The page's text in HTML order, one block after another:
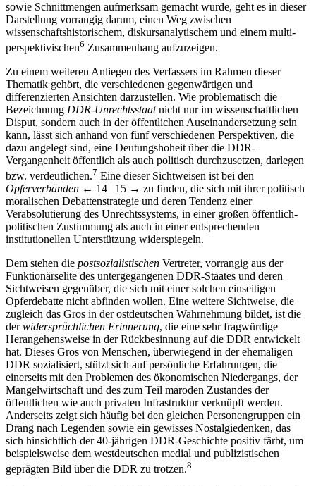
sowie Schnittmengen aufmerksam gemacht wurde, geht es in dieser
Darstellung vorrangig darum, einen Weg zwischen
wissenschaftshistorischem, diskursanalytischem und einem multi­
perspektivischen6 Zusammenhang aufzuzeigen.
Zu einem weiteren Anliegen des Verfassers im Rahmen dieser
Thematik gehört, die verschiedenen gegenwärtigen und
differenzierten Ansichten darzustellen. Wie problematisch die
Bezeichnung DDR-Unrechtsstaatnicht nur im wissenschaftlichen
Disput, sondern auch in der öffentlichen Auseinandersetzung sein
kann, lässt sich anhand von fünf verschiedenen Perspektiven, die
dazu angelegt sind, eine Deutungshoheit über die DDR-
Vergangenheit öffentlich als auch politisch durchzusetzen, darlegen
bzw. verdeutlichen.7 Eine dieser Sichtweisen ist bei den
Opferverbänden ← 14 | 15 → zu finden, die sich mit ihrer politisch
moralischen Debattenstrategie und deren Tendenz einer
Verabsolutierung des Unrechtssystems, in einer großen öffentlich-
politischen Zustimmung als auch in einer entsprechenden
institutionellen Unterstützung widerspiegeln.
Dem stehen die postsozialistischen Vertreter, vorrangig aus der
Funktionärselite des untergegangenen DDR-Staates und deren
Sichtweisen gegenüber, die sich mit einer solchen einseitigen
Opferdebatte nicht abfinden wollen. Eine weitere Sichtweise, die
zugleich das Gros in der ostdeutschen Wahrnehmung bildet, ist die
derwidersprüchlichen Erinnerung, die eine sehr fragwürdige
Herangehensweise in der Rückbesinnung auf die DDR entwickelt
hat. Dieses Gros von Menschen, überwiegend in der ehemaligen
DDR sozialisiert, stützt sich auf persönliche Erfahrungen, die
einerseits mit den Problemen des ökonomischen Niedergangs, der
Mangelwirtschaft und des zum Teil maroden Zustandes der
öffentlichen wie auch privaten Infra­struktur verknüpft werden.
Anderseits zeigt sich häufig bei den gleichen Personengruppen ein
Drang nach Legenden sowie ein gewisses Nostalgiedenken, das
sich hinsichtlich der 40-jährigen DDR-Geschichte positiv färbt, um
beispielsweise dem westdeutschen medial und publizistischen
geprägten Bild über die DDR zu trotzen.8